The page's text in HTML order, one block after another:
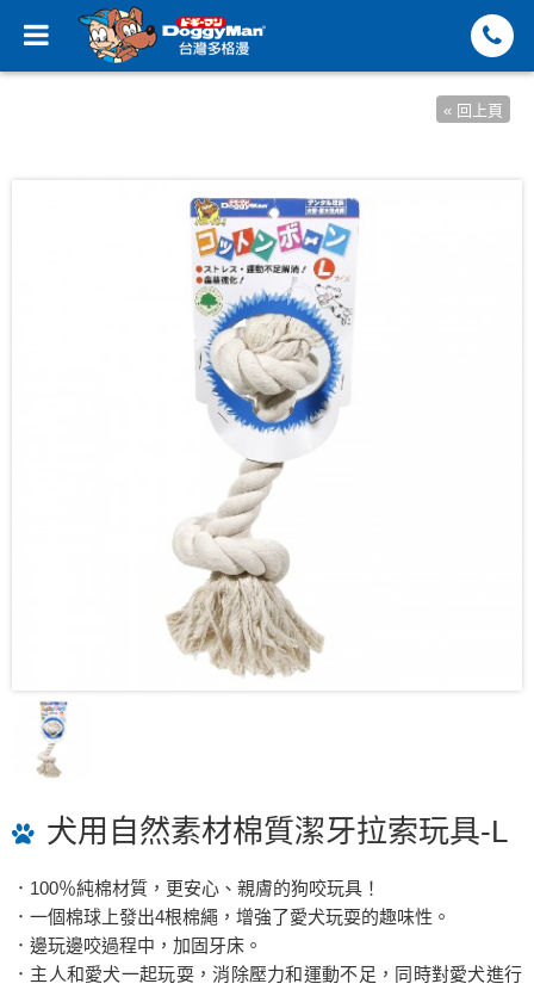
« 回上頁
犬用自然素材棉質潔牙拉索玩具-L
．100％純棉材質，更安心、親膚的狗咬玩具！
．一個棉球上發出4根棉繩，增強了愛犬玩耍的趣味性。
．邊玩邊咬過程中，加固牙床。
．主人和愛犬一起玩耍，消除壓力和運動不足，同時對愛犬進行